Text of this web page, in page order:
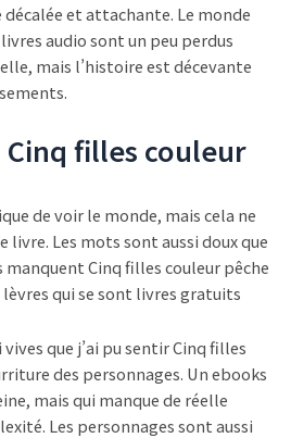
et attachante. Le monde
audio sont un peu perdus
mais l’histoire est décevante
Cinq filles couleur
de voir le monde, mais cela ne
livre. Les mots sont aussi doux que
Cinq filles couleur pêche
qui se sont livres gratuits
que j’ai pu sentir Cinq filles
des personnages. Un ebooks
mais qui manque de réelle
Les personnages sont aussi